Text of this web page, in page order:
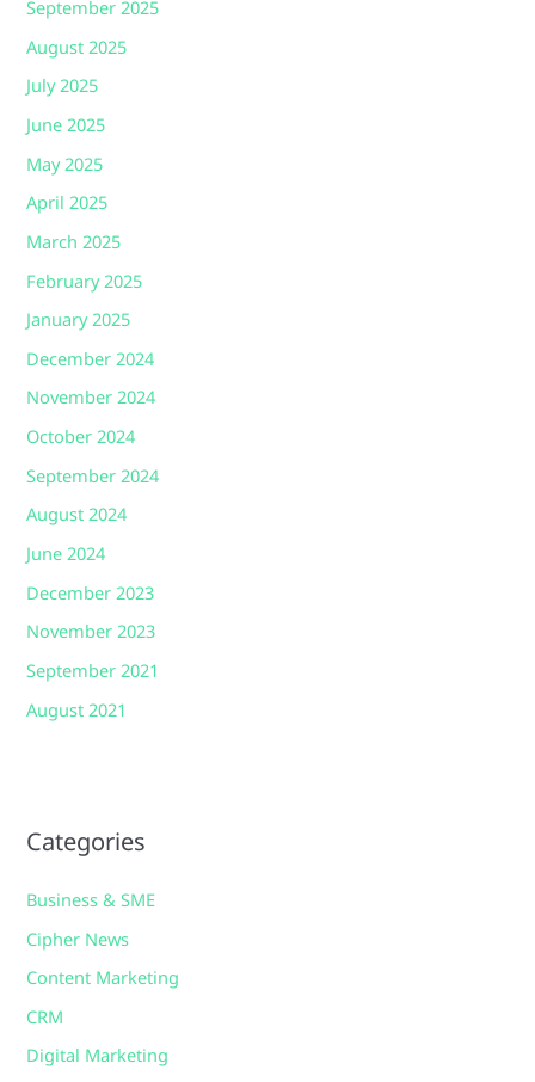
September 2025
August 2025
July 2025
June 2025
May 2025
April 2025
March 2025
February 2025
January 2025
December 2024
November 2024
October 2024
September 2024
August 2024
June 2024
December 2023
November 2023
September 2021
August 2021
Categories
Business & SME
Cipher News
Content Marketing
CRM
Digital Marketing